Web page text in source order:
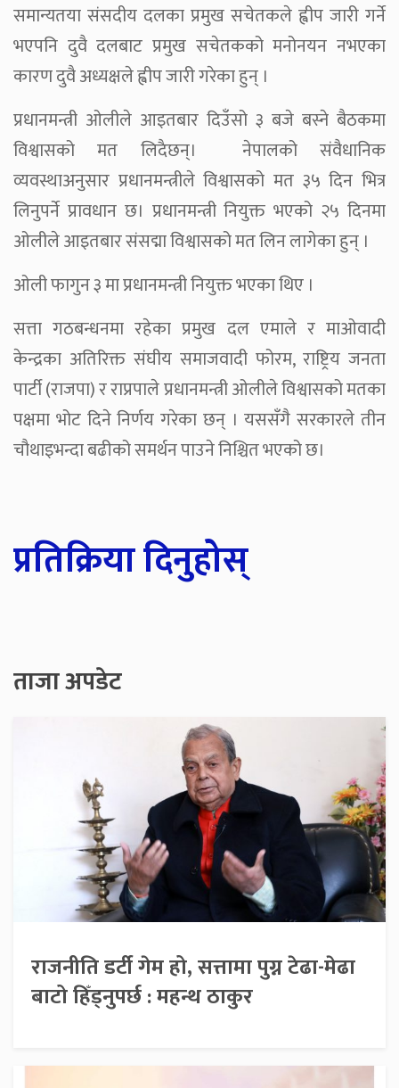
समान्यतया संसदीय दलका प्रमुख सचेतकले ह्वीप जारी गर्ने
भएपनि दुवै दलबाट प्रमुख सचेतकको मनोनयन नभएका
कारण दुवै अध्यक्षले ह्वीप जारी गरेका हुन् ।
प्रधानमन्त्री ओलीले आइतबार दिउँसो ३ बजे बस्ने बैठकमा
विश्वासको मत लिदैछन्। नेपालको संवैधानिक
व्यवस्थाअनुसार प्रधानमन्त्रीले विश्वासको मत ३५ दिन भित्र
लिनुपर्ने प्रावधान छ। प्रधानमन्त्री नियुक्त भएको २५ दिनमा
ओलीले आइतबार संसद्मा विश्वासको मत लिन लागेका हुन् ।
ओली फागुन ३ मा प्रधानमन्त्री नियुक्त भएका थिए ।
सत्ता गठबन्धनमा रहेका प्रमुख दल एमाले र माओवादी
केन्द्रका अतिरिक्त संघीय समाजवादी फोरम, राष्ट्रिय जनता
पार्टी (राजपा) र राप्रपाले प्रधानमन्त्री ओलीले विश्वासको मतका
पक्षमा भोट दिने निर्णय गरेका छन् । यससँगै सरकारले तीन
चौथाइभन्दा बढीको समर्थन पाउने निश्चित भएको छ।
प्रतिक्रिया दिनुहोस्
ताजा अपडेट
राजनीति डर्टी गेम हो, सत्तामा पुग्न टेढा-मेढा
बाटो हिँड्नुपर्छ : महन्थ ठाकुर